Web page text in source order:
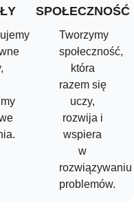
SPOŁECZNOŚĆ
Tworzymy
społeczność,
która
razem się
uczy,
rozwija i
wspiera
w
rozwiązywaniu
problemów.